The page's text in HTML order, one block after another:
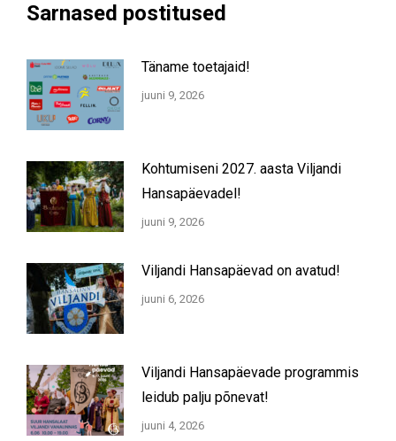
Sarnased postitused
Täname toetajaid!
juuni 9, 2026
Kohtumiseni 2027. aasta Viljandi
Hansapäevadel!
juuni 9, 2026
Viljandi Hansapäevad on avatud!
juuni 6, 2026
Viljandi Hansapäevade programmis
leidub palju põnevat!
juuni 4, 2026